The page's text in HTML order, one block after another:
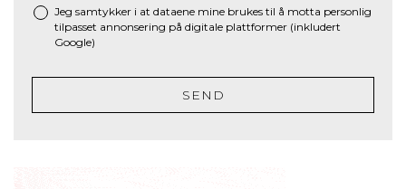
Jeg samtykker i at dataene mine brukes til å motta personlig
tilpasset annonsering på digitale plattformer (inkludert
Google)
SEND